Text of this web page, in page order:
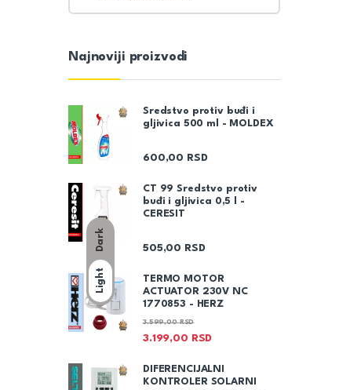
Dark
Light
Najnoviji proizvodi
Sredstvo protiv buđi i
gljivica 500 ml - MOLDEX
600,00 RSD
CT 99 Sredstvo protiv
buđi i gljivica 0,5 l -
CERESIT
505,00 RSD
TERMO MOTOR
ACTUATOR 230V NC
1770853 - HERZ
3.199,00 RSD
3.599,00RSD
DIFERENCIJALNI
KONTROLER SOLARNI